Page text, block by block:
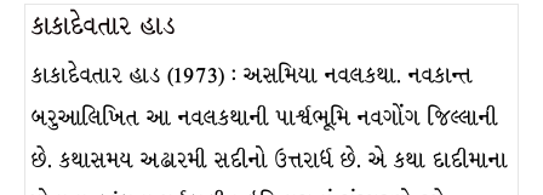
કાકાદેવતાર હાડ
કાકાદેવતાર હાડ (1973) : અસમિયા નવલકથા. નવકાન્ત
બરુઆલિખિત આ નવલકથાની પાર્શ્વભૂમિ નવગોંગ જિલ્લાની
છે. કથાસમય અઢારમી સદીનો ઉત્તરાર્ધ છે. એ કથા દાદીમાના